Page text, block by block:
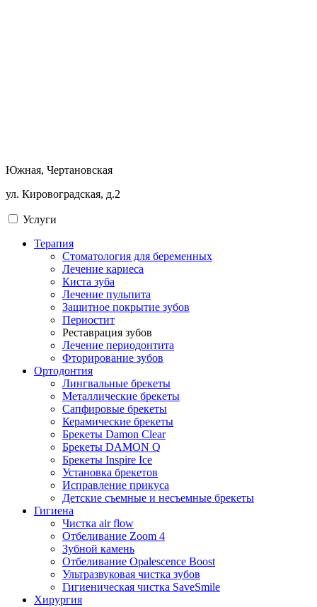
Южная, Чертановская
ул. Кировоградская, д.2
Услуги
Терапия
Стоматология для беременных
Лечение кариеса
Киста зуба
Лечение пульпита
Защитное покрытие зубов
Периостит
Реставрация зубов
Лечение периодонтита
Фторирование зубов
Ортодонтия
Лингвальные брекеты
Металлические брекеты
Сапфировые брекеты
Керамические брекеты
Брекеты Damon Clear
Брекеты DAMON Q
Брекеты Inspire Ice
Установка брекетов
Исправление прикуса
Детские съемные и несъемные брекеты
Гигиена
Чистка air flow
Отбеливание Zoom 4
Зубной камень
Отбеливание Opalescence Boost
Ультразвуковая чистка зубов
Гигиеническая чистка SaveSmile
Хирургия